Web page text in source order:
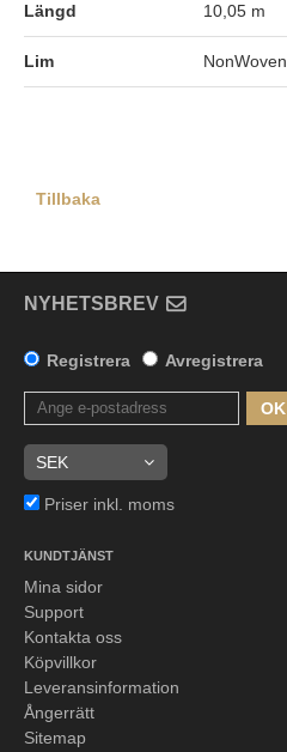
Längd 10,05 m
Lim NonWoven
Tillbaka
NYHETSBREV
Registrera Avregistrera
OK
Priser inkl. moms
KUNDTJÄNST
Mina sidor
Support
Kontakta oss
Köpvillkor
Leveransinformation
Ångerrätt
Sitemap